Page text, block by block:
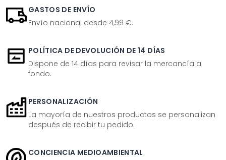
GASTOS DE ENVÍO
Envío nacional desde 4,99 €.
POLÍTICA DE DEVOLUCIÓN DE 14 DÍAS
Dispone de 14 días para revisar la mercancía a
fondo.
PERSONALIZACIÓN
La mayoría de nuestros productos se personalizan
después de recibir tu pedido.
CONCIENCIA MEDIOAMBIENTAL